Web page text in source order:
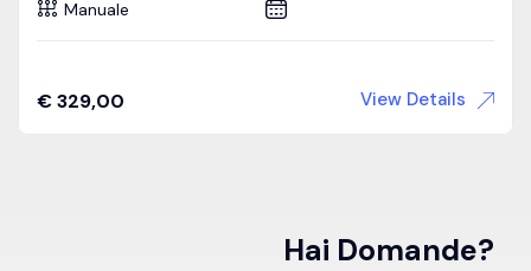
Manuale
€329,00 View Details
Hai Domande?